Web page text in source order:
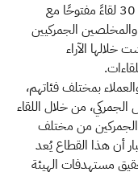
عقدت هيئة الزكاة والضريبة والجمارك أكثر من 30 لقاءً مفتوحًا مع
الجمركيين
من عام 2023م، ناقشت خلالها الآراء
بمختلف فئاتهم،
من خلال اللقاء
من مختلف
أن هذا القطاع يُعد
مستهدفات الهيئة